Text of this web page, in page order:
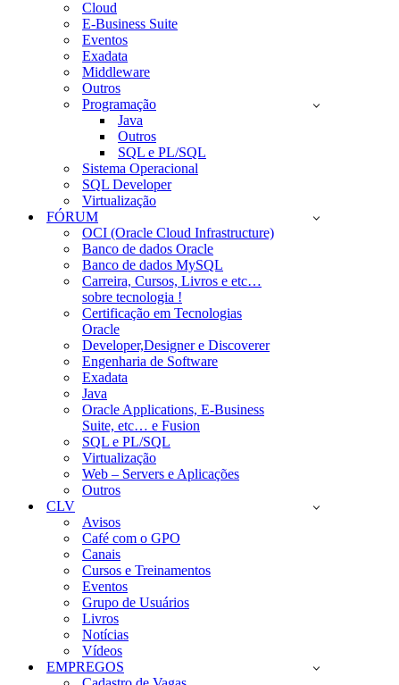
Cloud
E-Business Suite
Eventos
Exadata
Middleware
Outros
Programação
Java
Outros
SQL e PL/SQL
Sistema Operacional
SQL Developer
Virtualização
FÓRUM
OCI (Oracle Cloud Infrastructure)
Banco de dados Oracle
Banco de dados MySQL
Carreira, Cursos, Livros e etc…
sobre tecnologia !
Certificação em Tecnologias
Oracle
Developer,Designer e Discoverer
Engenharia de Software
Exadata
Java
Oracle Applications, E-Business
Suite, etc… e Fusion
SQL e PL/SQL
Virtualização
Web – Servers e Aplicações
Outros
CLV
Avisos
Café com o GPO
Canais
Cursos e Treinamentos
Eventos
Grupo de Usuários
Livros
Notícias
Vídeos
EMPREGOS